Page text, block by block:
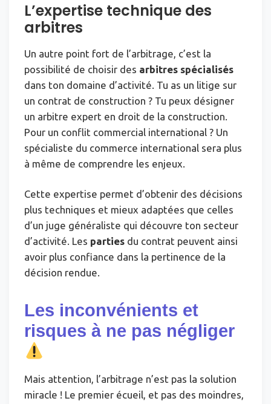
L’expertise technique des
arbitres
Un autre point fort de l’arbitrage, c’est la
possibilité de choisir des arbitres spécialisés
dans ton domaine d’activité. Tu as un litige sur
un contrat de construction ? Tu peux désigner
un arbitre expert en droit de la construction.
Pour un conflit commercial international ? Un
spécialiste du commerce international sera plus
à même de comprendre les enjeux.
Cette expertise permet d’obtenir des décisions
plus techniques et mieux adaptées que celles
d’un juge généraliste qui découvre ton secteur
d’activité. Les parties du contrat peuvent ainsi
avoir plus confiance dans la pertinence de la
décision rendue.
Les inconvénients et
risques à ne pas négliger
Mais attention, l’arbitrage n’est pas la solution
miracle ! Le premier écueil, et pas des moindres,